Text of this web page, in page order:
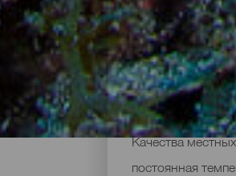
Канарские
Качества
постоянная